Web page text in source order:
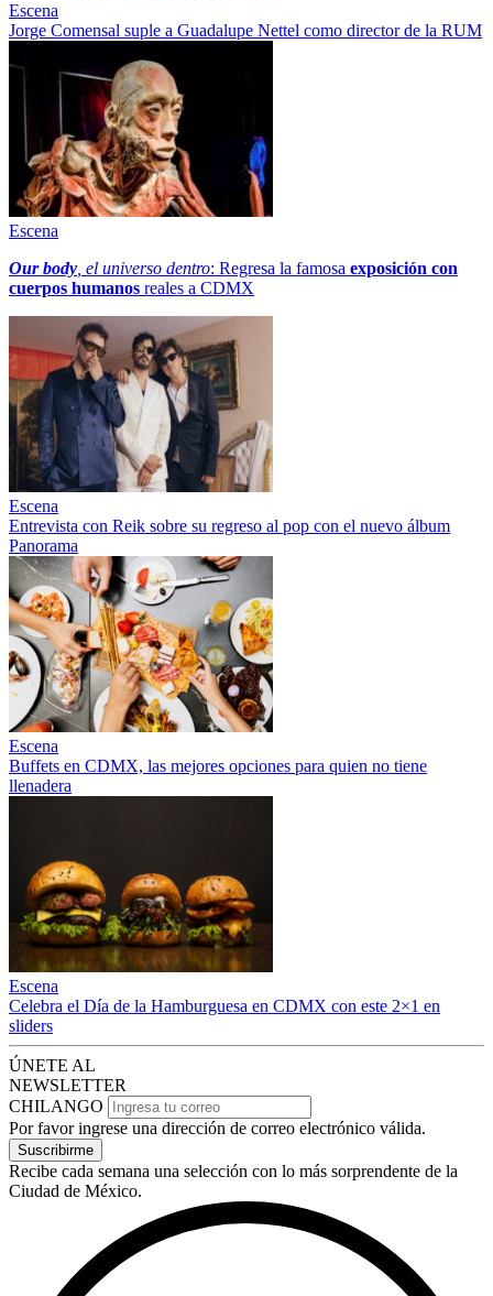
Escena
Jorge Comensal suple a Guadalupe Nettel como director de la RUM
Escena
Our body, el universo dentro: Regresa la famosa exposición con
cuerpos humanos reales a CDMX
Escena
Entrevista con Reik sobre su regreso al pop con el nuevo álbum
Panorama
Escena
Buffets en CDMX, las mejores opciones para quien no tiene
llenadera
Escena
Celebra el Día de la Hamburguesa en CDMX con este 2×1 en
sliders
ÚNETE AL
NEWSLETTER
CHILANGO
Por favor ingrese una dirección de correo electrónico válida.
Suscribirme
Recibe cada semana una selección con lo más sorprendente de la
Ciudad de México.